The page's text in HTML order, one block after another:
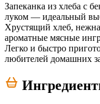
Запеканка из хлеба с
луком — идеальный
Хрустящий хлеб,
ароматные мясные
Легко и быстро
любителей домашних